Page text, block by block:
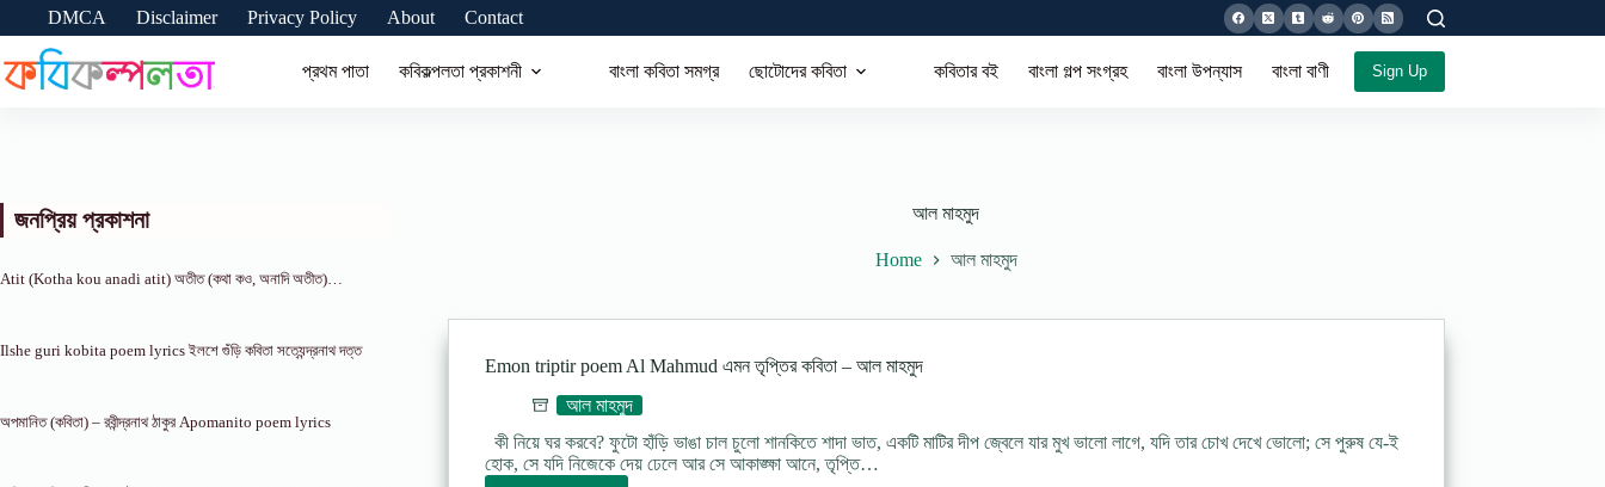
content
DMCA Disclaimer Privacy Policy About Contact
প্রথম পাতা কবিকল্পলতা প্রকাশনী বাংলা কবিতা সমগ্র ছোটোদের কবিতা কবিতার বই বাংলা গল্প সংগ্রহ বাংলা উপন্যাস বাংলা বাণী সমগ্র Sign Up
আল মাহমুদ
Home আল মাহমুদ
Emon triptir poem Al Mahmud এমন তৃপ্তির কবিতা – আল মাহমুদ
আল মাহমুদ
কী নিয়ে ঘর করবে? ফুটো হাঁড়ি ভাঙা চাল চুলাে শানকিতে শাদা ভাত, একটি মাটির দীপ জ্বেলে যার মুখ ভালাে লাগে, যদি তার চোখ দেখে ভােলো; সে পুরুষ যে-ই
হােক, সে যদি নিজেকে দেয় ঢেলে আর সে আকাঙ্ক্ষা আনে, তৃপ্তি…
জনপ্রিয় প্রকাশনা
Atit (Kotha kou anadi atit) অতীত (কথা কও, অনাদি অতীত)…
Ilshe guri kobita poem lyrics ইলশে গুঁড়ি কবিতা সত্যেন্দ্রনাথ দত্ত
অপমানিত (কবিতা) – রবীন্দ্রনাথ ঠাকুর Apomanito poem lyrics